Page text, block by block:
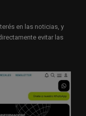
en las noticias, y
evitar las